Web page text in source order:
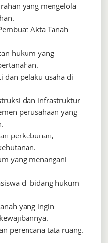
yang mengelola
Akta Tanah
hukum yang
dan pelaku usaha di
dan infrastruktur.
perusahaan yang
perkebunan,
yang menangani
di bidang hukum
yang ingin
perencana tata ruang.